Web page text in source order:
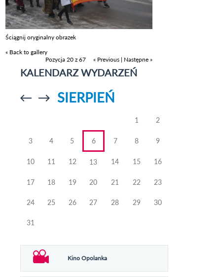
Ściągnij oryginalny obrazek
« Back to gallery
Pozycja 20 z 67
« Previous | Następne »
KALENDARZ WYDARZEŃ
Przejdź doPrzejdź do
SIERPIEŃ
1 2
3 4 5 6 7 8 9
10 11 12 13 14 15 16
17 18 19 20 21 22 23
24 25 26 27 28 29 30
31
Kino Opolanka